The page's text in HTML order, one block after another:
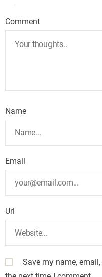
Comment
Name
Email
Url
Save my name,